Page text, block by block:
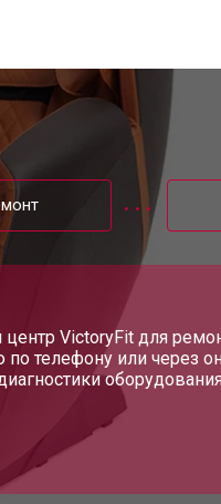
3200 ₽
4400 ₽
6200 ₽
3500 ₽
4100 ₽
3700 ₽
VictoryFit для
по телефону или через